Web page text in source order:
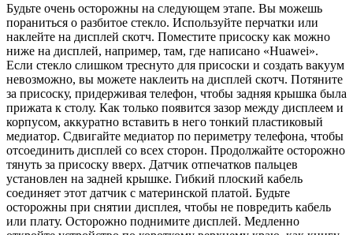
Будьте очень осторожны на следующем этапе. Вы можешь
пораниться о разбитое стекло. Используйте перчатки или
наклейте на дисплей скотч. Поместите присоску как можно
ниже на дисплей, например, там, где написано «Huawei».
Если стекло слишком треснуто для присоски и создать вакуум
невозможно, вы можете наклеить на дисплей скотч. Потяните
за присоску, придерживая телефон, чтобы задняя крышка была
прижата к столу. Как только появится зазор между дисплеем и
корпусом, аккуратно вставить в него тонкий пластиковый
медиатор. Сдвигайте медиатор по периметру телефона, чтобы
отсоединить дисплей со всех сторон. Продолжайте осторожно
тянуть за присоску вверх. Датчик отпечатков пальцев
установлен на задней крышке. Гибкий плоский кабель
соединяет этот датчик с материнской платой. Будьте
осторожны при снятии дисплея, чтобы не повредить кабель
или плату. Осторожно поднимите дисплей. Медленно